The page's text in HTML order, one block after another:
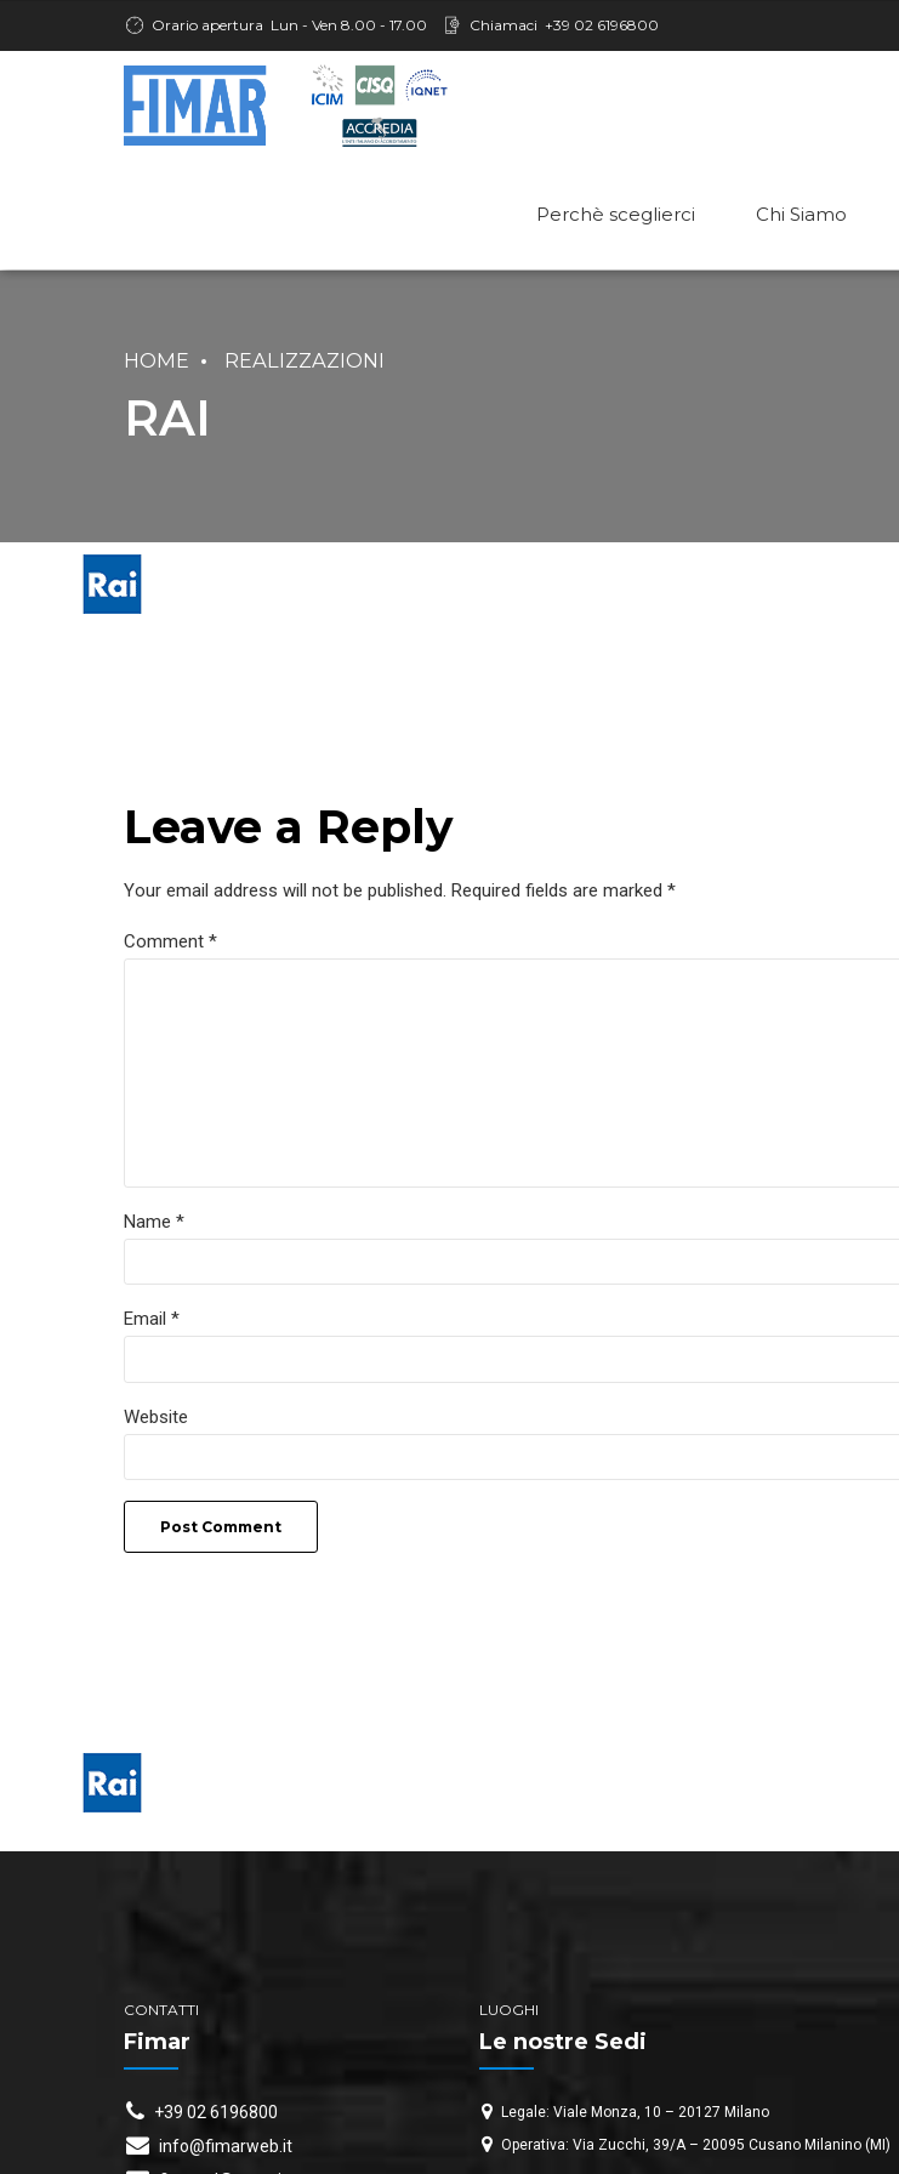
Orario apertura Lun - Ven 8.00 - 17.00 Chiamaci +39 02 6196800
Perchè sceglierci Chi Siamo
HOME REALIZZAZIONI
RAI
Leave a Reply
Your email address will not be published. Required fields are marked *
Comment *
Name *
Email *
Website
Post Comment
CONTATTI
Fimar
+39 02 6196800
info@fimarweb.it
LUOGHI
Le nostre Sedi
Legale: Viale Monza, 10 – 20127 Milano
Operativa: Via Zucchi, 39/A – 20095 Cusano Milanino (MI)